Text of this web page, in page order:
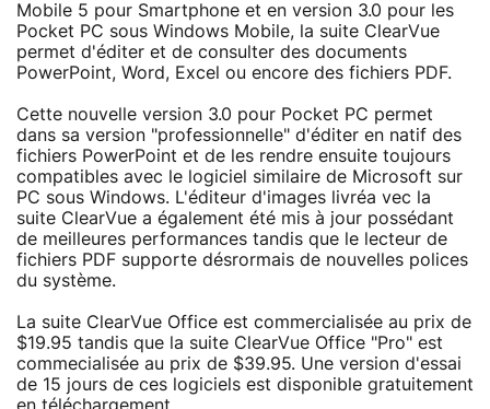
Mobile 5 pour Smartphone et en version 3.0 pour les
Pocket PC sous Windows Mobile, la suite ClearVue
permet d'éditer et de consulter des documents
PowerPoint, Word, Excel ou encore des fichiers PDF.
Cette nouvelle version 3.0 pour Pocket PC permet
dans sa version "professionnelle" d'éditer en natif des
fichiers PowerPoint et de les rendre ensuite toujours
compatibles avec le logiciel similaire de Microsoft sur
PC sous Windows. L'éditeur d'images livréa vec la
suite ClearVue a également été mis à jour possédant
de meilleures performances tandis que le lecteur de
fichiers PDF supporte désrormais de nouvelles polices
du système.
La suite ClearVue Office est commercialisée au prix de
$19.95 tandis que la suite ClearVue Office "Pro" est
commecialisée au prix de $39.95. Une version d'essai
de 15 jours de ces logiciels est disponible gratuitement
en téléchargement.